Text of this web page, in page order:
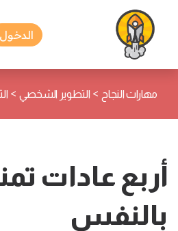
الدخول
مهارات النجاح > التطوير الشخصي >
أربع عادات
بالنفس